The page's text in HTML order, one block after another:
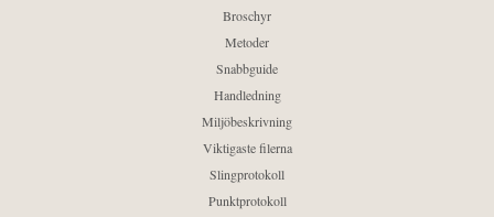
Broschyr
Metoder
Snabbguide
Handledning
Miljöbeskrivning
Viktigaste filerna
Slingprotokoll
Punktprotokoll